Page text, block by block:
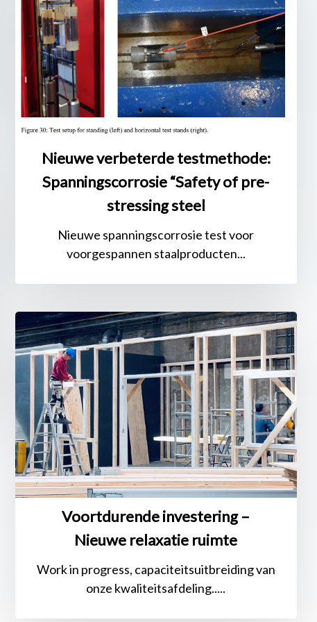
Spanningscorrosie
“Safety
of
pre-
stressing
steel
Nieuwe verbeterde testmethode:
Spanningscorrosie “Safety of pre-
stressing steel
Nieuwe spanningscorrosie test voor
voorgespannen staalproducten...
Voortdurende
investering
–
Nieuwe
relaxatie
ruimte
Voortdurende investering –
Nieuwe relaxatie ruimte
Work in progress, capaciteitsuitbreiding van
onze kwaliteitsafdeling.....